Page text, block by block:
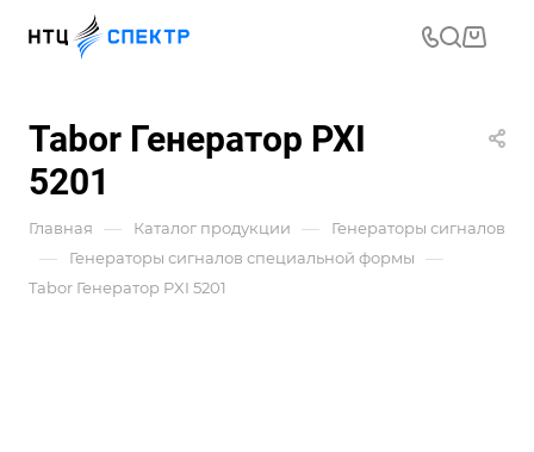
Tabor Генератор PXI
5201
Главная — Каталог продукции — Генераторы сигналов
— Генераторы сигналов специальной формы —
Tabor Генератор PXI 5201